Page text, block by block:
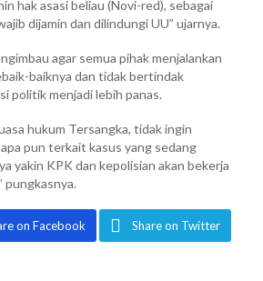
hak asasi beliau (Novi-red), sebagai
dijamin dan dilindungi UU” ujarnya.
agar semua pihak menjalankan
baiknya dan tidak bertindak
politik menjadi lebih panas.
hukum Tersangka, tidak ingin
pun terkait kasus yang sedang
yakin KPK dan kepolisian akan bekerja
pungkasnya.
on Facebook Share on Twitter